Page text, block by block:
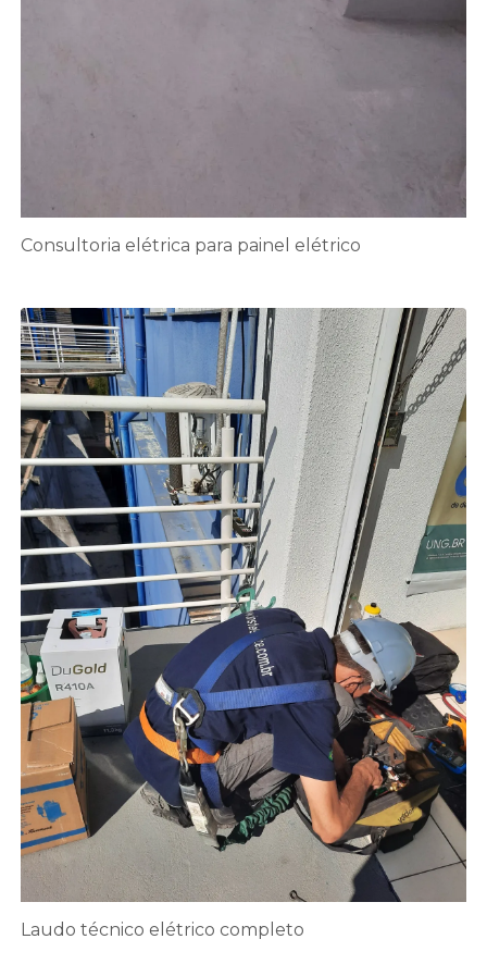
Consultoria elétrica para painel elétrico
Laudo técnico elétrico completo